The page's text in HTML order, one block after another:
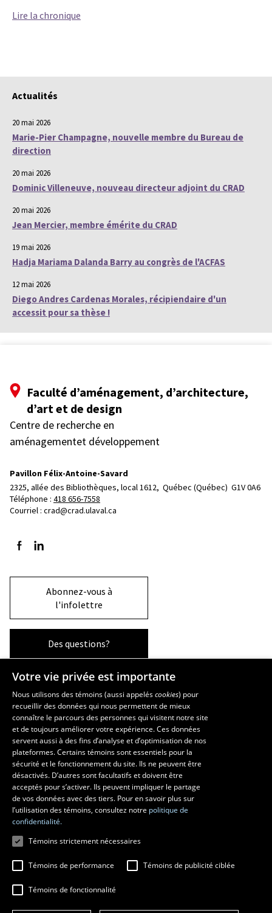
Lire la chronique
Actualités
20 mai 2026
Marie-Pier Champagne, nouvelle membre du Bureau de
direction
20 mai 2026
Dominic Villeneuve, nouveau directeur adjoint du CRAD
20 mai 2026
Jean Mercier, membre émérite du CRAD
19 mai 2026
Hadja Mariama Dalanda Barry au congrès de l'ACFAS
12 mai 2026
Diego Andres Cardenas Morales, récipiendaire d'un
accessit pour sa thèse !
Faculté d’aménagement, d’architecture,
d’art et de design
Centre de recherche en
aménagementet développement
Pavillon Félix-Antoine-Savard
2325, allée des Bibliothèques, local 1612, Québec (Québec)  G1V 0A6
Téléphone : 418 656-7558
Courriel : crad@crad.ulaval.ca
Suivez-nous sur Facebook
Suivez-nous sur LinkedIn
Abonnez-vous à
l'infolettre
Des questions?
La Faculté et ses écoles
Faculté d’aménagement, d’architecture, d’art et de design
École d’art
École supérieure d’aménagement du territoire et de développement
régional
École d’architecture
École de design
© 2026 Université Laval Tous droits réservés
Votre vie privée est importante
Nous utilisons des témoins (aussi appeléscookies) pour
recueillir des données qui nous permettent de mieux
connaître le parcours des personnes qui visitent notre site
et de toujours améliorer votre expérience. Ces données
servent aussi à des fins d’analyse et d’optimisation de nos
plateformes. Certains témoins sont essentiels pour la
sécurité et le fonctionnement du site. Ils ne peuvent être
désactivés. D’autres sont facultatifs et doivent être
acceptés pour s’activer. Ils peuvent impliquer le partage
de vos données avec des tiers. Pour en savoir plus sur
l’utilisation des témoins, consultez notre politique de
confidentialité.
Témoins strictement nécessaires
Témoins de performance Témoins de publicité ciblée
Témoins de fonctionnalité